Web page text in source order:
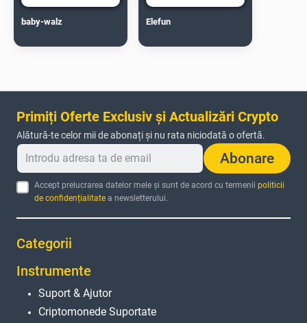
baby-walz Elefun
Primiți Oferte Exclusiv și Actualizări Crypto
Alătură-te celor mii de abonați și nu rata niciodată o ofertă.
Abonare
Accept prelucrarea datelor mele și sunt de acord cu termeniipoliticii
de confidențialitate a newsletterului.
Categorii
Instrumente
Suport & Ajutor
Criptomonede Suportate